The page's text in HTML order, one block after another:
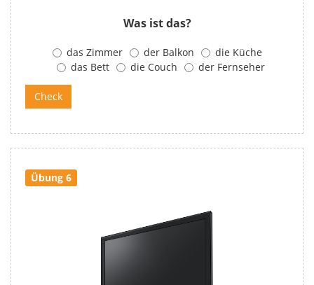
Was ist das?
das Zimmer der Balkon
die Küche
das Bett
die Couch der Fernseher
Übung 6